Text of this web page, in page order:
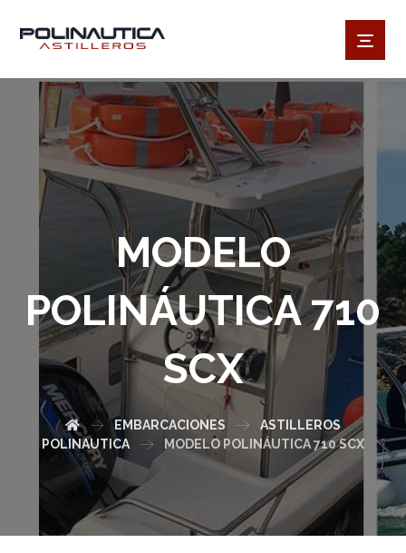
MODELO
POLINÁUTICA 710
SCX
EMBARCACIONES
ASTILLEROS
POLINAUTICA
MODELO POLINÁUTICA 710 SCX